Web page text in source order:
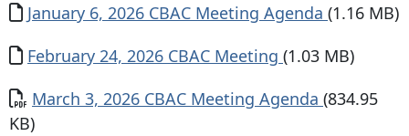
Documento
January 6, 2026 CBAC Meeting Agenda (1.16 MB)
Documento
February 24, 2026 CBAC Meeting (1.03 MB)
Documento
March 3, 2026 CBAC Meeting Agenda (834.95
KB)